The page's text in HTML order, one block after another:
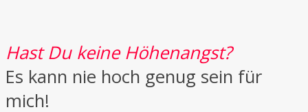
Hast Du keine Höhenangst?
Es kann nie hoch genug sein für
mich!